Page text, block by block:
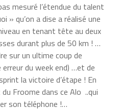
mesuré l’étendue du talent
» qu’on a dise a réalisé une
en tenant tête au deux
durant plus de 50 km ! …
sur un ultime coup de
du week end) …et de
la victoire d’étape ! En
Froome dans ce Alo ..qui
son téléphone !…